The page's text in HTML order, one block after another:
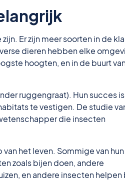
Er zijn meer soorten in de
dieren hebben elke
hoogten, en in de buurt
ruggengraat). Hun succes is
te vestigen. De studie
die insecten
het leven. Sommige van hun
zoals bijen doen, andere
en andere insecten helpen